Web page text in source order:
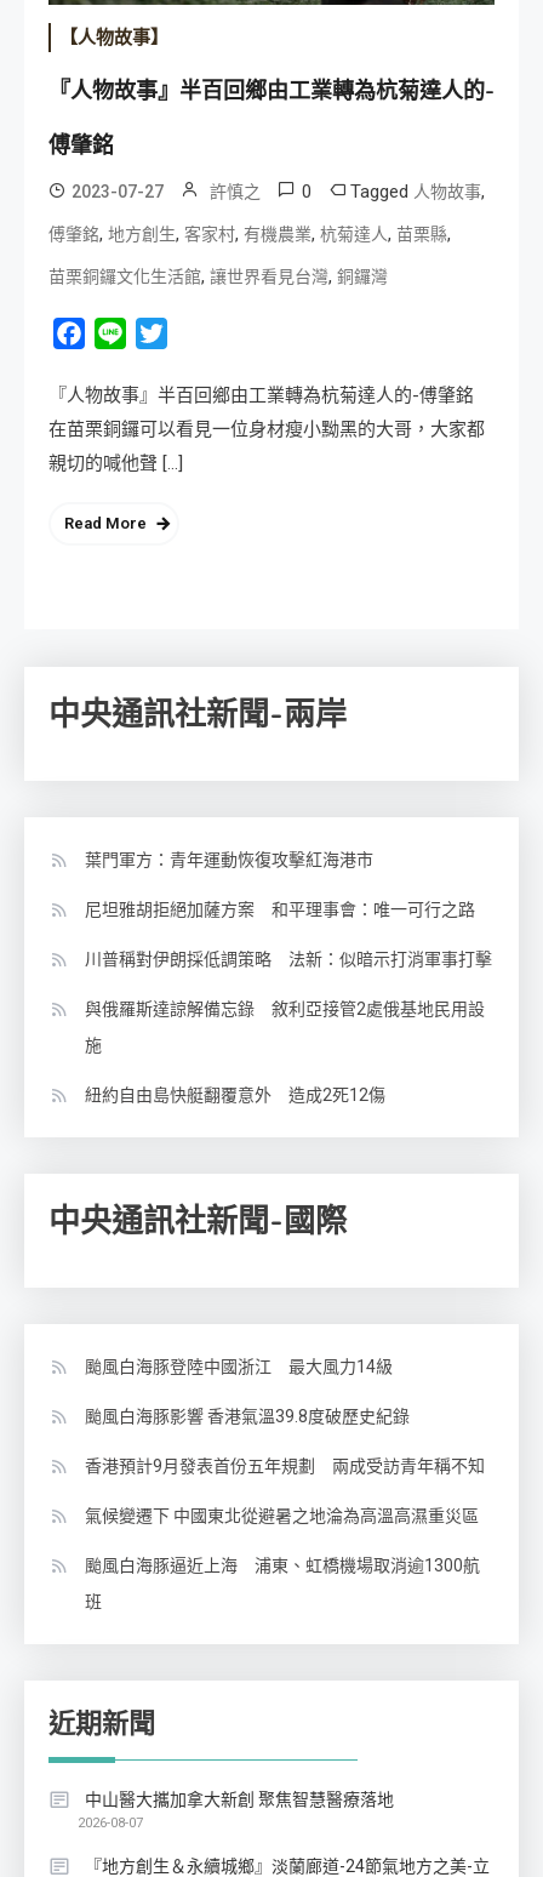
【人物故事】
『人物故事』半百回鄉由工業轉為杭菊達人的-
傅肇銘
2023-07-27 許慎之 0 Tagged 人物故事,
傅肇銘, 地方創生, 客家村, 有機農業, 杭菊達人, 苗栗縣,
苗栗銅鑼文化生活館, 讓世界看見台灣, 銅鑼灣
Facebook
Line
『人物故事』半百回鄉由工業轉為杭菊達人的-傅肇銘
在苗栗銅鑼可以看見一位身材瘦小黝黑的大哥，大家都
親切的喊他聲 […]
Read More
中央通訊社新聞-兩岸
葉門軍方：青年運動恢復攻擊紅海港市
尼坦雅胡拒絕加薩方案 和平理事會：唯一可行之路
川普稱對伊朗採低調策略 法新：似暗示打消軍事打擊
與俄羅斯達諒解備忘錄 敘利亞接管2處俄基地民用設
施
紐約自由島快艇翻覆意外 造成2死12傷
中央通訊社新聞-國際
颱風白海豚登陸中國浙江 最大風力14級
颱風白海豚影響 香港氣溫39.8度破歷史紀錄
香港預計9月發表首份五年規劃 兩成受訪青年稱不知
氣候變遷下 中國東北從避暑之地淪為高溫高濕重災區
颱風白海豚逼近上海 浦東、虹橋機場取消逾1300航
班
近期新聞
中山醫大攜加拿大新創 聚焦智慧醫療落地
2026-08-07
『地方創生＆永續城鄉』淡蘭廊道-24節氣地方之美-立